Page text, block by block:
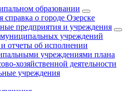
образовании
справка о городе Озерске
предприятия и учреждения
муниципальных учреждений
отчеты об исполнении
учреждениями плана
хозяйственной деятельности
учреждения